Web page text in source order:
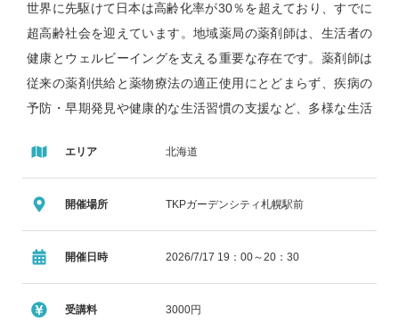
世界に先駆けて日本は高齢化率が30％を超えており、すでに
超高齢社会を迎えています。地域薬局の薬剤師は、生活者の
健康とウェルビーイングを支える重要な存在です。薬剤師は
従来の薬剤供給と薬物療法の適正使用にとどまらず、疾病の
予防・早期発見や健康的な生活習慣の支援など、多様な生活
における薬剤師業務の拡大や臨床研究の成果を紹介しなが
ら、これからの薬剤師に求められる幅広い知識と見識、そし
て地域社会の中で信頼される専門職としての役割を示しま
す。
エリア 北海道
開催場所 TKPガーデンシティ札幌駅前
開催日時 2026/7/17 19：00～20：30
受講料 3000円